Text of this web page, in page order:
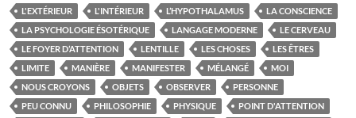
L'EXTÉRIEUR
L'INTÉRIEUR L’HYPOTHALAMUS
LA CONSCIENCE
LA PSYCHOLOGIE ÉSOTÉRIQUE
LANGAGE MODERNE
LE CERVEAU
LE FOYER D’ATTENTION
LENTILLE LES CHOSES
LES ÊTRES
LIMITE
MANIÈRE MANIFESTER MÉLANGÉ
MOI
NOUS CROYONS
OBJETS OBSERVER
PERSONNE
PEU CONNU
PHILOSOPHIE PHYSIQUE
POINT D'ATTENTION